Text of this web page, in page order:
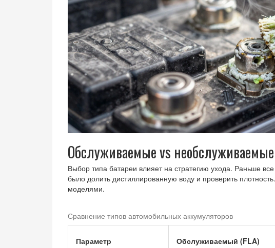
Обслуживаемые vs
Выбор типа батареи влияет на стратегию ухода. Раньше
было долить дистиллированную воду и проверить
моделями.
Сравнение типов автомобильных аккумуляторов
Параметр Обслуживаемый (FLA)